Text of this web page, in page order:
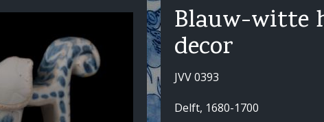
Blauw-witte
decor
JVV 0393
Delft, 1680-1700